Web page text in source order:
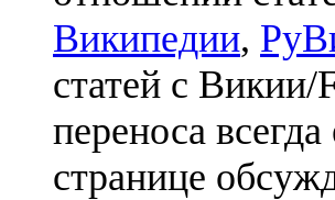
Википедии,
статей с Викии/
переноса
странице